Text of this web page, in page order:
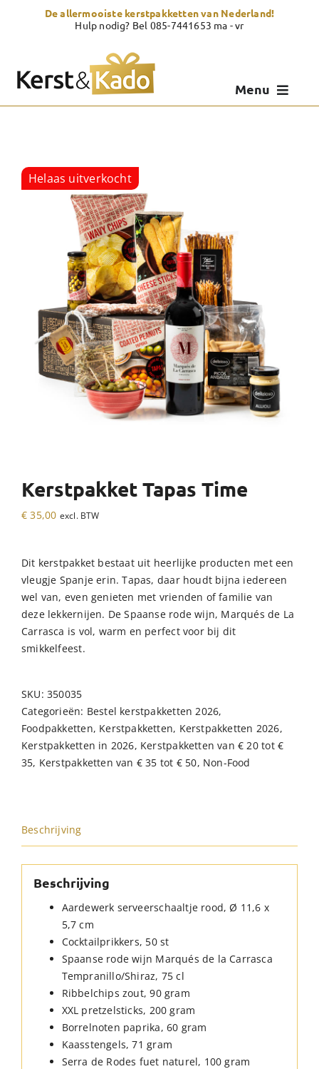
De allermooiste kerstpakketten van Nederland!
Hulp nodig? Bel 085-7441653 ma - vr
Menu
Zelf samenstellen
Showroom
Over Kerst & Kado
Helaas uitverkocht
Kerstpakket Tapas Time
€ 35,00 excl. BTW
Dit kerstpakket bestaat uit heerlijke producten met een
vleugje Spanje erin. Tapas, daar houdt bijna iedereen
wel van, even genieten met vrienden of familie van
deze lekkernijen. De Spaanse rode wijn, Marqués de La
Carrasca is vol, warm en perfect voor bij dit
smikkelfeest.
SKU:350035
Categorieën: Bestel kerstpakketten 2026,
Foodpakketten, Kerstpakketten, Kerstpakketten 2026,
Kerstpakketten in 2026, Kerstpakketten van € 20 tot €
35, Kerstpakketten van € 35 tot € 50, Non-Food
Beschrijving
Beschrijving
Aardewerk serveerschaaltje rood, Ø 11,6 x
5,7 cm
Cocktailprikkers, 50 st
Spaanse rode wijn Marqués de la Carrasca
Tempranillo/Shiraz, 75 cl
Ribbelchips zout, 90 gram
XXL pretzelsticks, 200 gram
Borrelnoten paprika, 60 gram
Kaasstengels, 71 gram
Serra de Rodes fuet naturel, 100 gram